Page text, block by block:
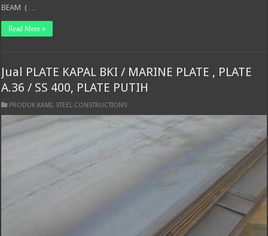
BEAM ( …
Read More »
Jual PLATE KAPAL BKI / MARINE PLATE , PLATE
A.36 / SS 400, PLATE PUTIH
PRODUK KAMI, STEEL CONSTRUCTIONS